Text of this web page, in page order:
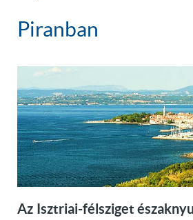
Piranban
Az Isztriai-félsziget